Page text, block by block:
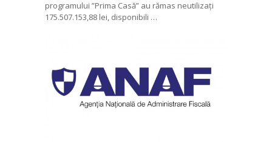
programului ”Prima Casă” au rămas neutilizați
175.507.153,88 lei, disponibili …